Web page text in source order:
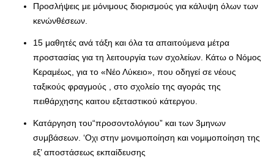
Προσλήψεις με μόνιμους διορισμούς για κάλυψη όλων των
κενώνθέσεων.
15 μαθητές ανά τάξη και όλα τα απαιτούμενα μέτρα
προστασίας για τη λειτουργία των σχολείων. Κάτω ο Νόμος
Κεραμέως, για το «Νέο Λύκειο», που οδηγεί σε νέους
ταξικούς φραγμούς , στο σχολείο της αγοράς της
πειθάρχησης καιτου εξεταστικού κάτεργου.
Κατάργηση του“προσοντολόγιου” και των 3μηνων
συμβάσεων. ‘Οχι στην μονιμοποίηση και νομιμοποίηση της
εξ’ αποστάσεως εκπαίδευσης